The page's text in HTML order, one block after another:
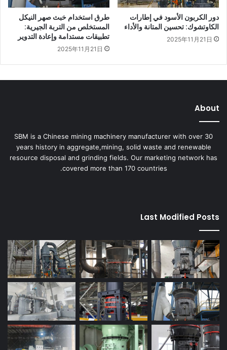
دور الكربون الأسود في إطارات
الكاوتشوك: تحسين المتانة والأداء
2025年11月21日
طرق استخدام خبث صهر النيكل
المستخلص من التربة الجيرية:
تطبيقات مستدامة وإعادة التدوير
2025年11月21日
About
SBM is a Chinese mining machinery manufacturer with over 30
years history in aggregate,mining, solid waste and renewable
resource disposal and grinding fields. Our marketing network has
covered more than 170 countries.
Last Modified Posts